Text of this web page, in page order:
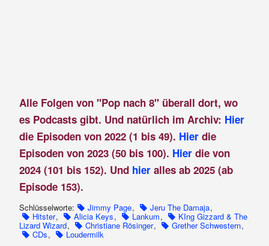
Alle Folgen von "Pop nach 8" überall dort, wo
es Podcasts gibt. Und natürlich im Archiv: Hier
die Episoden von 2022 (1 bis 49). Hierdie
Episoden von 2023 (50 bis 100). Hier die von
2024 (101 bis 152). Und hier alles ab 2025 (ab
Episode 153).
Schlüsselworte: Jimmy Page, Jeru The Damaja,
Hitster, Alicia Keys, Lankum, KIng Gizzard & The
Lizard Wizard, Christiane Rösinger, Grether Schwestern,
CDs, Loudermilk